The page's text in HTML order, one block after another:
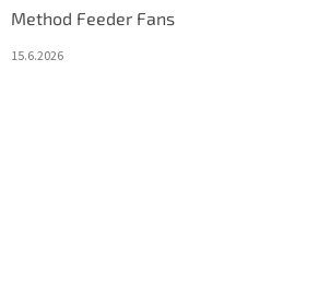
Method Feeder Fans
15.6.2026